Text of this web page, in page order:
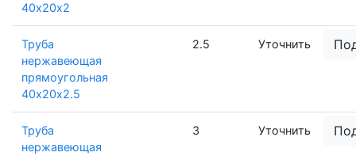
40х20х2
Труба
нержавеющая
прямоугольная
40х20х2.5
2.5 Уточнить
Труба
нержавеющая
3 Уточнить